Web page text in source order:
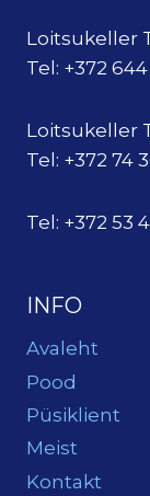
Loitsukeller
Tel: +372
Loitsukeller
Tel: +372 74
Tel: +372 53
INFO
Avaleht
Pood
Püsiklient
Meist
Kontakt